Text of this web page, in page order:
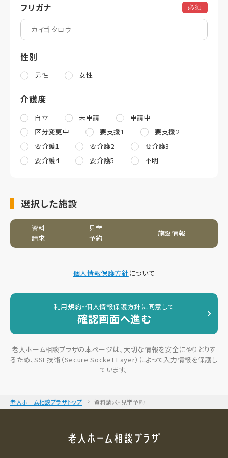
フリガナ 必須
性別
男性 女性
介護度
自立 未申請
申請中
区分変更中
要支援1
要支援2
要介護1
要介護2
要介護3
要介護4
要介護5 不明
選択した施設
資料
請求
見学
予約
施設情報
個人情報保護方針について
利用規約・個人情報保護方針に同意して
確認画面へ進む
老人ホーム相談プラザの本ページは、大切な情報を安全にやりとりす
るため、SSL技術（Secure Socket Layer）によって入力情報を保護し
ています。
老人ホーム相談プラザトップ 資料請求・見学予約